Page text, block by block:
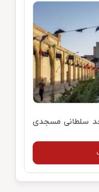
سلطانی مسجدی